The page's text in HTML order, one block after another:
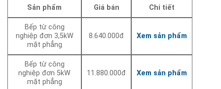
Sản phẩm Giá bán Chi tiết
Bếp từ công
nghiệp đơn 3,5kW
mặt phẳng
8.640.000đ Xem sản phẩm
Bếp từ công
nghiệp đơn 5kW
mặt phẳng
11.880.000đ Xem sản phẩm